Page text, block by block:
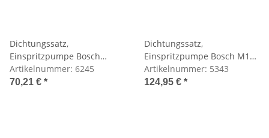
Dichtungssatz,
Einspritzpumpe Bosch
Fliehkraftregler
Artikelnummer: 6245
70,21 € *
Dichtungssatz,
Einspritzpumpe Bosch M129
M130
Artikelnummer: 5343
124,95 € *